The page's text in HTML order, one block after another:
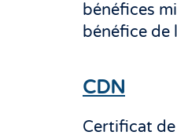
bénéfices
bénéfice de
CDN
Certificat